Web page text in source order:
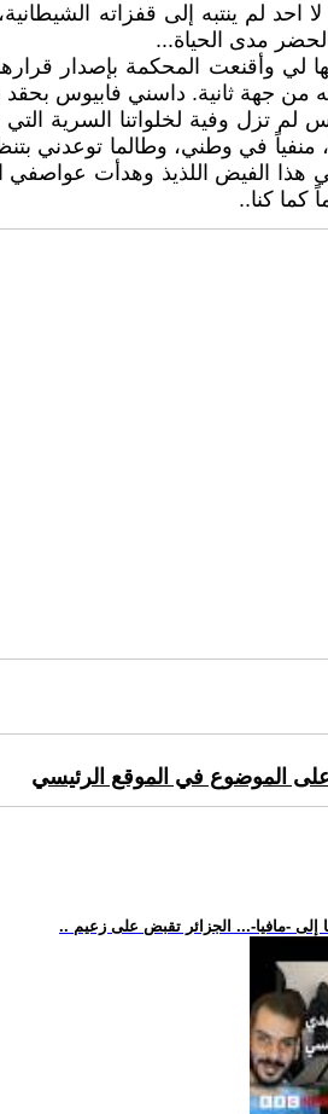
احد لم ينتبه إلى قفزاته
مدى الحياة...
لي وأقنعت المحكمة بإصدار
من جهة ثانية. داسني فابيوس
لم تزل وفية لخلواتنا السرية
منفياً في وطني، وطالما
الفيض اللذيذ وهدأت عواصفي
كما كنا..
على الموضوع في الموقع الرئيسي
إلى -مافيا-... الجزائر تقبض على زعيم